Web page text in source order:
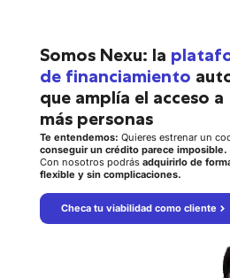
Somos Nexu: la
de financiamiento
que amplía el acceso a
más personas
Te entendemos: Quieres estrenar un
conseguir un crédito parece imposible.
Con nosotros podrás adquirirlo de
flexible y sin complicaciones.
Checa tu viabilidad como cliente